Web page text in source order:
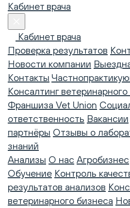
Кабинет врача
Кабинет врача
Проверка результатов
Новости компании
Контакты
Консалтинг
Франшиза Vet Union
ответственность Вакансии
партнёры Отзывы о
знаний
Анализы О нас Агробизнес
Обучение Контроль
результатов анализов
ветеринарного бизнеса